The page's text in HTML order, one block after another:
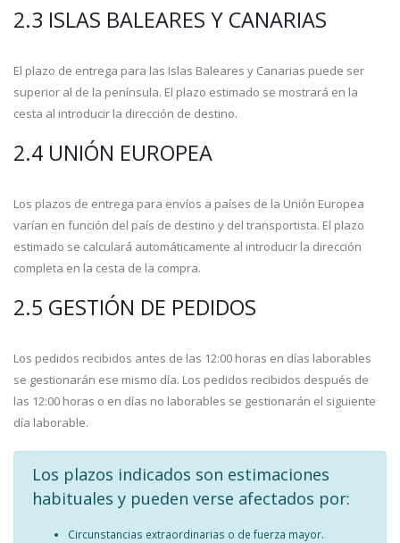
2.3 ISLAS BALEARES Y CANARIAS
El plazo de entrega para las Islas Baleares y Canarias puede ser
superior al de la península. El plazo estimado se mostrará en la
cesta al introducir la dirección de destino.
2.4 UNIÓN EUROPEA
Los plazos de entrega para envíos a países de la Unión Europea
varían en función del país de destino y del transportista. El plazo
estimado se calculará automáticamente al introducir la dirección
completa en la cesta de la compra.
2.5 GESTIÓN DE PEDIDOS
Los pedidos recibidos antes de las 12:00 horas en días laborables
se gestionarán ese mismo día. Los pedidos recibidos después de
las 12:00 horas o en días no laborables se gestionarán el siguiente
día laborable.
Los plazos indicados son estimaciones
habituales y pueden verse afectados por:
Circunstancias extraordinarias o de fuerza mayor.